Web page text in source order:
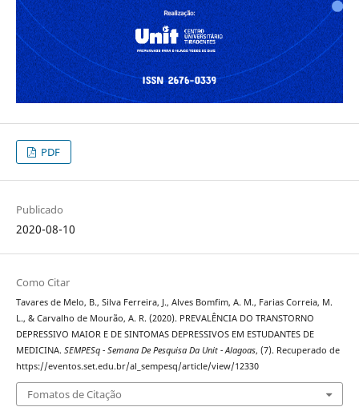
PDF
Publicado
2020-08-10
Como Citar
Tavares de Melo, B., Silva Ferreira, J., Alves Bomfim, A. M., Farias Correia, M.
L., & Carvalho de Mourão, A. R. (2020). PREVALÊNCIA DO TRANSTORNO
DEPRESSIVO MAIOR E DE SINTOMAS DEPRESSIVOS EM ESTUDANTES DE
MEDICINA. SEMPESq - Semana De Pesquisa Da Unit - Alagoas, (7). Recuperado de
https://eventos.set.edu.br/al_sempesq/article/view/12330
Fomatos de Citação